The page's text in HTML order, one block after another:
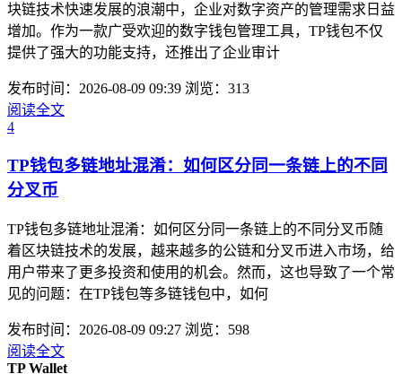
块链技术快速发展的浪潮中，企业对数字资产的管理需求日益
增加。作为一款广受欢迎的数字钱包管理工具，TP钱包不仅
提供了强大的功能支持，还推出了企业审计
发布时间：2026-08-09 09:39 浏览：313
阅读全文
4
TP钱包多链地址混淆：如何区分同一条链上的不同
分叉币
TP钱包多链地址混淆：如何区分同一条链上的不同分叉币随
着区块链技术的发展，越来越多的公链和分叉币进入市场，给
用户带来了更多投资和使用的机会。然而，这也导致了一个常
见的问题：在TP钱包等多链钱包中，如何
发布时间：2026-08-09 09:27 浏览：598
阅读全文
TP Wallet